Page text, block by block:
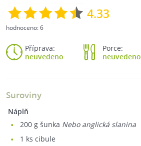
4.33
hodnoceno:6
Příprava:
neuvedeno
Porce:
neuvedeno
Suroviny
Náplň
200 g šunka Nebo anglická slanina
1 ks cibule